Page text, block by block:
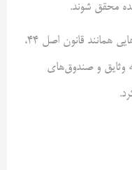
محقق شوند.
وی این چنین به منفعت گیری از ظرفیت‌هایی همانند قانون اصل 44،
وثایق و صندوق‌های